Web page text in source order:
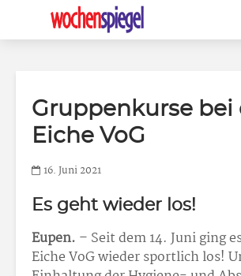
Gruppenkurse bei
Eiche VoG
16. Juni 2021
Es geht wieder los!
Eupen. – Seit dem 14. Juni ging
Eiche VoG wieder sportlich los!